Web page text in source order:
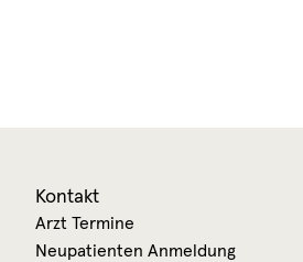
Kontakt
Arzt Termine
Neupatienten Anmeldung